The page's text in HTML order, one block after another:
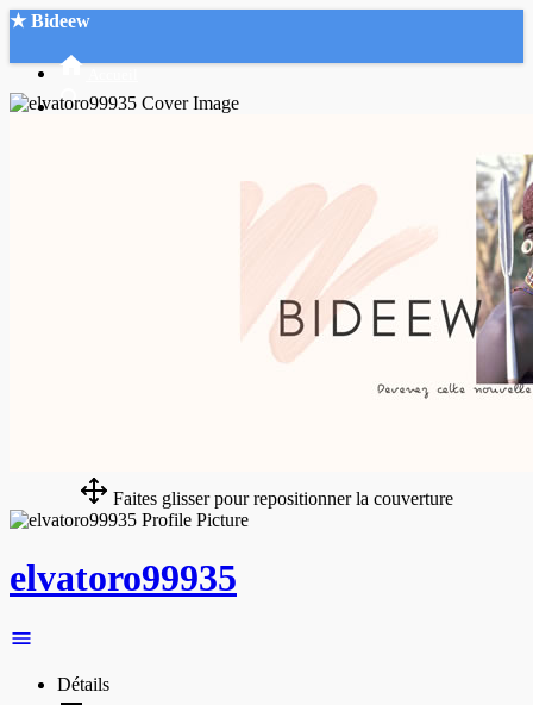
★ Bideew
Faites glisser pour repositionner la couverture
elvatoro99935
Détails